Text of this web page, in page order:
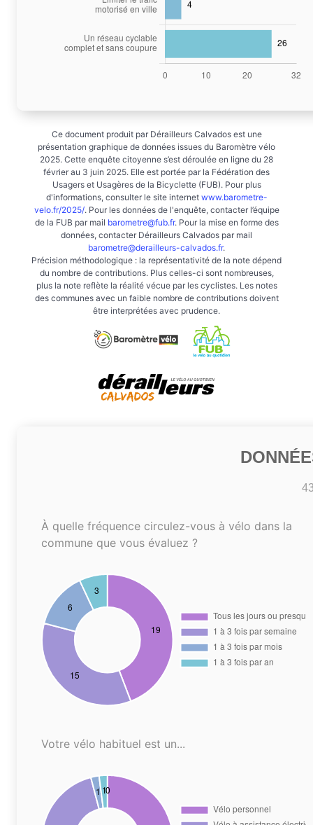
Ce document produit par Dérailleurs Calvados est une
présentation graphique de données issues du Baromètre vélo
2025. Cette enquête citoyenne s’est déroulée en ligne du 28
février au 3 juin 2025. Elle est portée par la Fédération des
Usagers et Usagères de la Bicyclette (FUB). Pour plus
d'informations, consulter le site internet www.barometre-
velo.fr/2025/. Pour les données de l'enquête, contacter l’équipe
de la FUB par mail barometre@fub.fr. Pour la mise en forme des
données, contacter Dérailleurs Calvados par mail
barometre@derailleurs-calvados.fr.
Précision méthodologique : la représentativité de la note dépend
du nombre de contributions. Plus celles-ci sont nombreuses,
plus la note reflète la réalité vécue par les cyclistes. Les notes
des communes avec un faible nombre de contributions doivent
être interprétées avec prudence.
À quelle fréquence circulez-vous à vélo dans la
commune que vous évaluez ?
Votre vélo habituel est un...